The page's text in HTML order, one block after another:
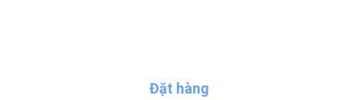
Đặt hàng